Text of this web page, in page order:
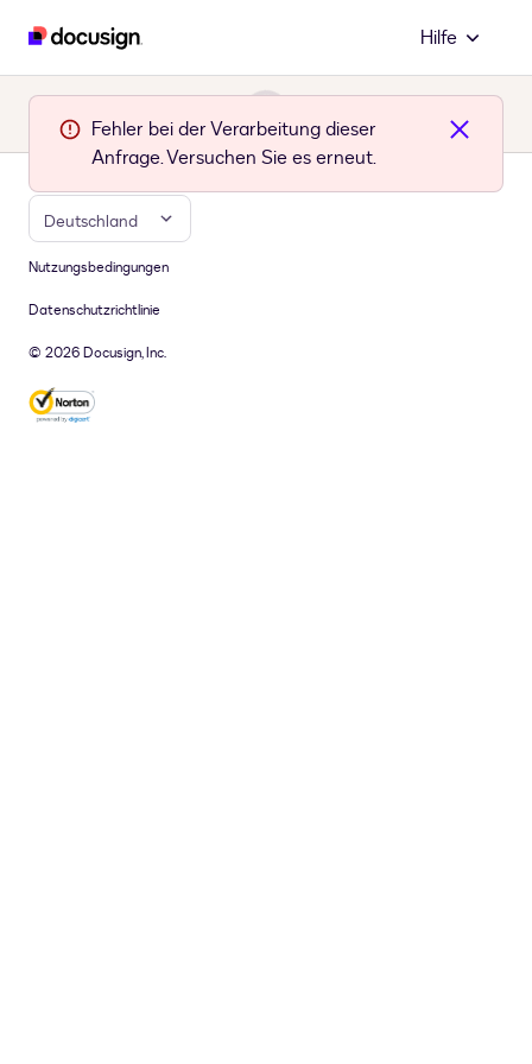
Hilfe
Fehler bei der Verarbeitung dieser
Anfrage. Versuchen Sie es erneut.
Deutschland
Nutzungsbedingungen
Datenschutzrichtlinie
© 2026 Docusign, Inc.